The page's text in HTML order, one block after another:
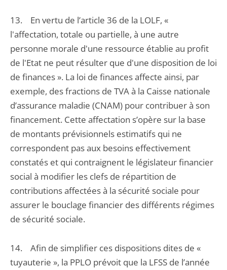
13. En vertu de l’article 36 de la LOLF, «
l'affectation, totale ou partielle, à une autre
personne morale d'une ressource établie au profit
de l'Etat ne peut résulter que d'une disposition de loi
de finances ». La loi de finances affecte ainsi, par
exemple, des fractions de TVA à la Caisse nationale
d’assurance maladie (CNAM) pour contribuer à son
financement. Cette affectation s’opère sur la base
de montants prévisionnels estimatifs qui ne
correspondent pas aux besoins effectivement
constatés et qui contraignent le législateur financier
social à modifier les clefs de répartition de
contributions affectées à la sécurité sociale pour
assurer le bouclage financier des différents régimes
de sécurité sociale.
14. Afin de simplifier ces dispositions dites de «
tuyauterie », la PPLO prévoit que la LFSS de l’année